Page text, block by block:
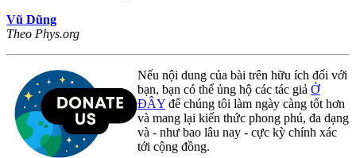
Vũ Dũng
Theo Phys.org
Nếu nội dung của bài trên hữu ích đối với
bạn, bạn có thể ủng hộ các tác giả Ở
ĐÂY để chúng tôi làm ngày càng tốt hơn
và mang lại kiến thức phong phú, đa dạng
và - như bao lâu nay - cực kỳ chính xác
tới cộng đồng.